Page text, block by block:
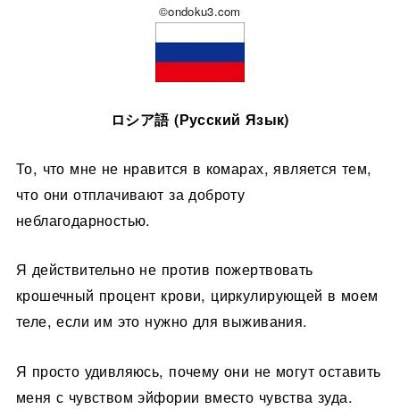
©ondoku3.com
ロシア語 (Русский Язык)
То, что мне не нравится в комарах, является тем,
что они отплачивают за доброту
неблагодарностью.
Я действительно не против пожертвовать
крошечный процент крови, циркулирующей в моем
теле, если им это нужно для выживания.
Я просто удивляюсь, почему они не могут оставить
меня с чувством эйфории вместо чувства зуда.